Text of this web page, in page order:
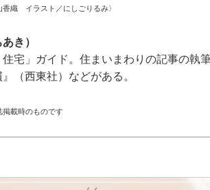
織 イラスト／にしごりるみ〉
き）
宅」ガイド。住まいまわりの記事の執
（西東社）などがある。
載時のものです